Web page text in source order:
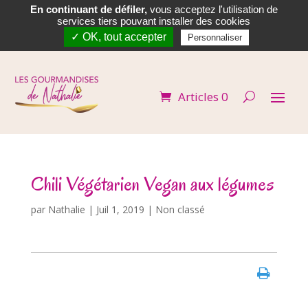
 
Articles 0
Chili Végétarien Vegan aux légumes
par Nathalie | Juil 1, 2019 | Non classé
En continuant de défiler,vous acceptez l'utilisation de
services tiers pouvant installer des cookies
✓ OK, tout accepter
Personnaliser